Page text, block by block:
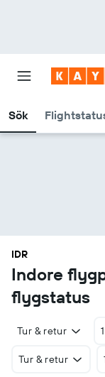
Sök
IDR
Indore
flygstatus
Tur & retur
Tur & retur